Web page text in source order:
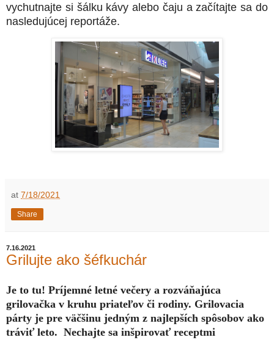
vychutnajte si šálku kávy alebo čaju a začítajte sa do
nasledujúcej reportáže.
at 7/18/2021
Share
7.16.2021
Grilujte ako šéfkuchár
Je to tu! Príjemné letné večery a rozváňajúca
grilovačka v kruhu priateľov či rodiny. Grilovacia
párty je pre väčšinu jedným z najlepších spôsobov ako
tráviť leto. Nechajte sa inšpirovať receptmi